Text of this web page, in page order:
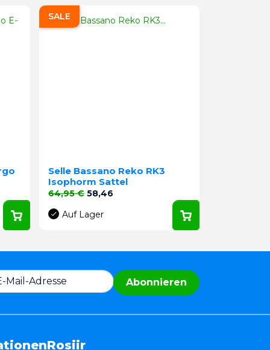
Selle Bassano Reko RK3
Isophorm Sattel
Verkaufspreis
64,95 € Preis
58,46
Auf Lager
SALE
Abonnieren
Rosiir